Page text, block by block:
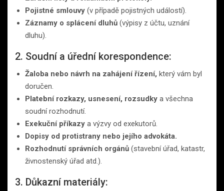
Pojistné smlouvy (v případě pojistných událostí).
Záznamy o splácení dluhů (výpisy z účtu, uznání
dluhu).
2. Soudní a úřední korespondence:
Žaloba nebo návrh na zahájení řízení, který vám byl
doručen.
Platební rozkazy, usnesení, rozsudky a všechna
soudní rozhodnutí.
Exekuční příkazy a výzvy od exekutorů.
Dopisy od protistrany nebo jejího advokáta.
Rozhodnutí správních orgánů (stavební úřad, katastr,
živnostenský úřad atd.).
3. Důkazní materiály: